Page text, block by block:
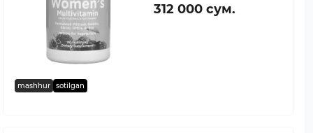
mashhur sotilgan
312 000 сум.